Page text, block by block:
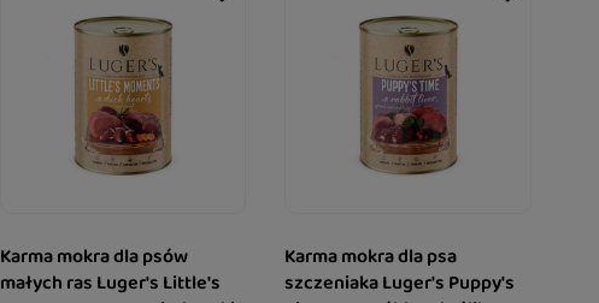
Karma mokra dla psów
małych ras Luger's Little's
Karma mokra dla psa
szczeniaka Luger's Puppy's